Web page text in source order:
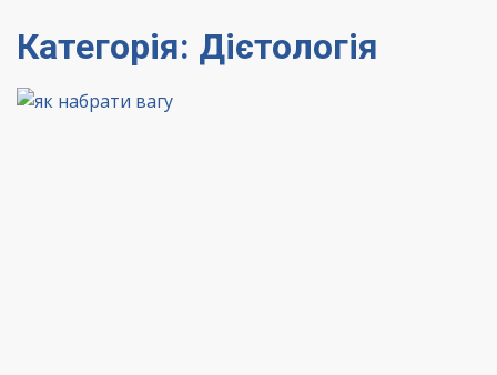
Категорія: Дієтологія